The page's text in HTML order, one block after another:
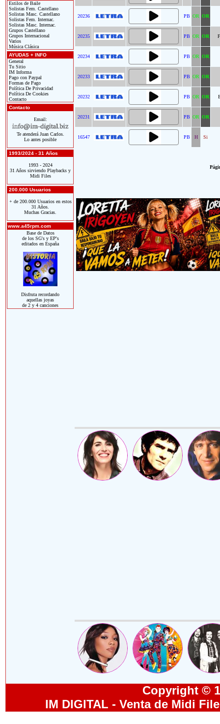
Estilos de Baile
Solistas Fem. Castellano
Solistas Masc. Castellano
Solistas Fem. Internac.
Solistas Masc. Internac.
Grupos Castellano
Grupos Internacional
Varios
Música Clásica
AYUDAS + INFO
General
Tu Sitio
IM Informa
Pago con Paypal
Formas de Pago
Política De Privacidad
Política De Cookies
Contacto
Contacto
Email:
Te atenderá Juan Carlos.
Lo antes posible
1993/2024 - 31 Años
1993 - 2024
31 Años sirviendo Playbacks y
Midi Files
200.000 Usuarios
+ de 200.000 Usuarios en estos
31 Años.
Muchas Gracias.
www.a45rpm.com
Base de Datos
de los SG's y EP's
editados en España
Disfruta recordando
aquellas joyas
de 2 y 4 canciones
20236 PB OR OR
20235 PB OR OR
20234 PB OR OR
20233 PB OR OR
20232 PB OR OR
20231 PB OR OR
16547 PB H Si
Copyright ©
IM DIGITAL - Venta de Midi